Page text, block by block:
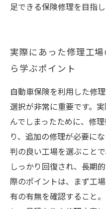
足できる保険修理を目指し
実際にあった修理工
ら学ぶポイント
自動車保険を利用した修
選択が非常に重要です。
んでしまったために、修
り、追加の修理が必要に
判の良い工場を選ぶこと
しっかり回復され、長期
際のポイントは、まず工
有の有無を確認すること